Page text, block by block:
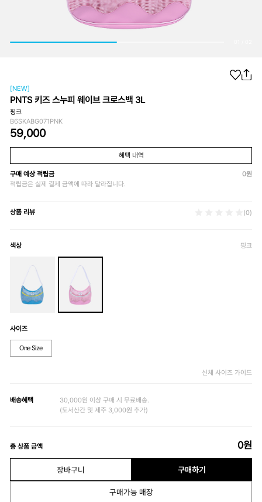
[NEW]
PNTS 키즈 스누피 웨이브 크로스백 3L
핑크
B6SKABG071PNK
59,000
혜택 내역
구매 예상 적립금 0원
적립금은 실제 결제 금액에 따라 달라집니다.
상품 리뷰 (0)
색상 핑크
사이즈
One Size
신체 사이즈 가이드
배송혜택
30,000원 이상 구매 시 무료배송.
(도서산간 및 제주 3,000원 추가)
총 상품 금액 0원
장바구니 구매하기
구매가능 매장